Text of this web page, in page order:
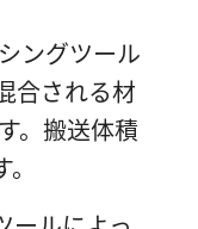
ングツール
合される材
。搬送体積